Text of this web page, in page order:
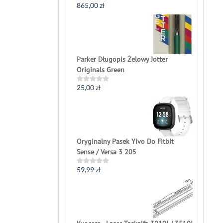
Rated
865,00zł
Parker Długopis Żelowy Jotter
Originals Green
Rated
25,00zł
Oryginalny Pasek Yivo Do Fitbit
Sense / Versa 3 205
Rated
59,99zł